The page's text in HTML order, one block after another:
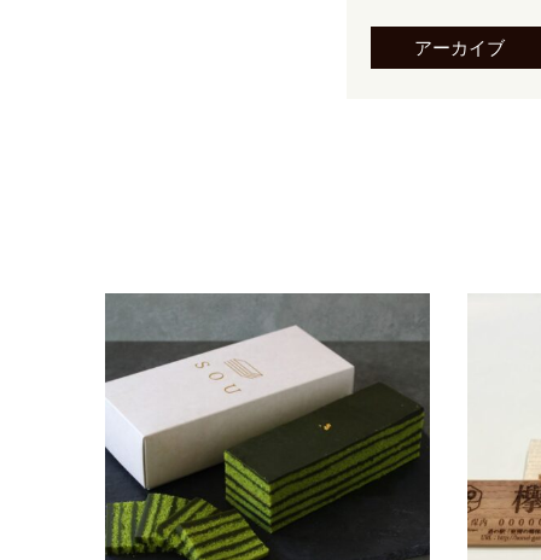
アーカイブ